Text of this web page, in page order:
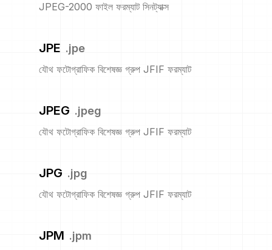
JPEG-2000 ফাইল ফরম্যাট সিনট্যাক্স
JPE .jpe
যৌথ ফটোগ্রাফিক বিশেষজ্ঞ গ্রুপ JFIF ফরম্যাট
JPEG .jpeg
যৌথ ফটোগ্রাফিক বিশেষজ্ঞ গ্রুপ JFIF ফরম্যাট
JPG .jpg
যৌথ ফটোগ্রাফিক বিশেষজ্ঞ গ্রুপ JFIF ফরম্যাট
JPM .jpm